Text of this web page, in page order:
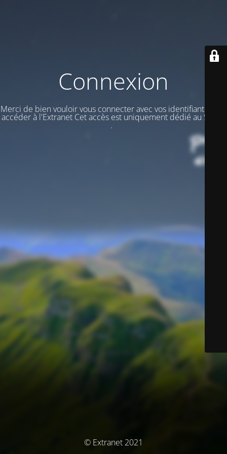
Connexion
Merci de bien vouloir vous connecter avec vos identifiants pour
accéder à l'Extranet Cet accès est uniquement dédié au STAFF
.
© Extranet 2021